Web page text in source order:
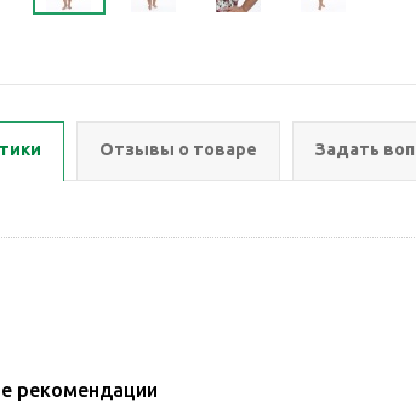
Отзывы о товаре Задать
рекомендации